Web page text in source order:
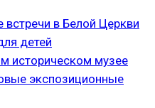
встречи в Белой Церкви
детей
историческом музее
экспозиционные